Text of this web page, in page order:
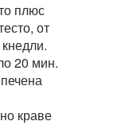
плюс
от
20 мин.
краве